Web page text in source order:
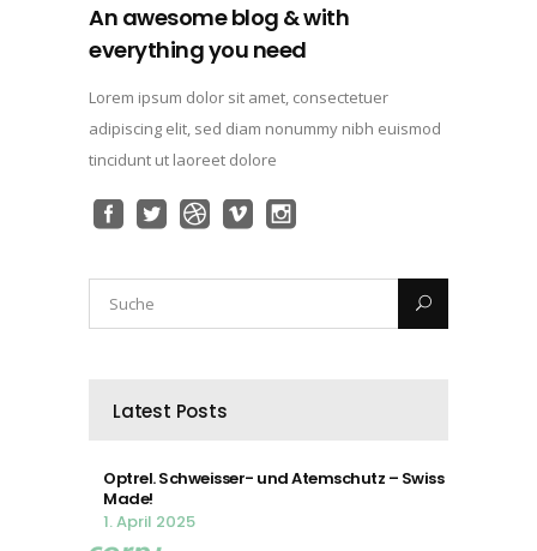
An awesome blog & with
everything you need
Lorem ipsum dolor sit amet, consectetuer
adipiscing elit, sed diam nonummy nibh euismod
tincidunt ut laoreet dolore
Latest Posts
Optrel. Schweisser- und Atemschutz – Swiss
Made!
1. April 2025